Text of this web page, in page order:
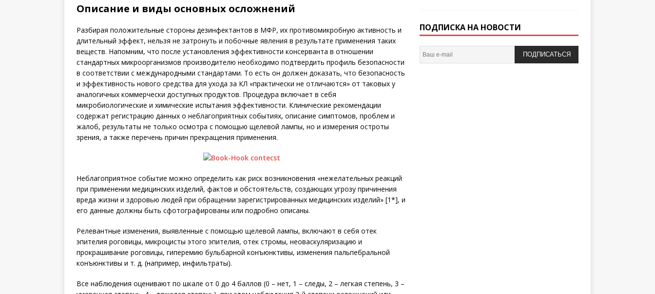
Описание и виды основных осложнений
Разбирая положительные стороны дезинфектантов в МФР, их противомикробную активность и
длительный эффект, нельзя не затронуть и побочные явления в результате применения таких
веществ. Напомним, что после установления эффективности консерванта в отношении
стандартных микроорганизмов производителю необходимо подтвердить профиль безопасности
в соответствии с международными стандартами. То есть он должен доказать, что безопасность
и эффективность нового средства для ухода за КЛ «практически не отличаются» от таковых у
аналогичных коммерчески доступных продуктов. Процедура включает в себя
микробиологические и химические испытания эффективности. Клинические рекомендации
содержат регистрацию данных о неблагоприятных событиях, описание симптомов, проблем и
жалоб, результаты не только осмотра с помощью щелевой лампы, но и измерения остроты
зрения, а также перечень причин прекращения применения.
Неблагоприятное событие можно определить как риск возникновения «нежелательных реакций
при применении медицинских изделий, фактов и обстоятельств, создающих угрозу причинения
вреда жизни и здоровью людей при обращении зарегистрированных медицинских изделий» [1*], и
его данные должны быть сфотографированы или по­дроб­но описаны.
Релевантные изменения, выявленные с помощью щелевой лампы, включают в себя отек
эпителия роговицы, микроцисты этого эпителия, отек стромы, неоваскуляризацию и
прокрашивание роговицы, гиперемию бульбарной конъюнк­тивы, изменения пальпебральной
конъюнктивы и т. д. (например, инфильтраты).
Все наблюдения оценивают по шкале от 0 до 4 баллов (0 – нет, 1 – следы, 2 – легкая степень, 3 –
ПОДПИСКА НА НОВОСТИ
ПОДПИСАТЬСЯ